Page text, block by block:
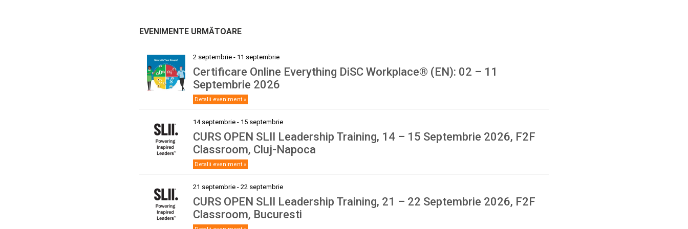
EVENIMENTE URMĂTOARE
2 septembrie - 11 septembrie
Certificare Online Everything DiSC Workplace® (EN): 02 – 11
Septembrie 2026
Detalii eveniment »
14 septembrie - 15 septembrie
CURS OPEN SLII Leadership Training, 14 – 15 Septembrie 2026, F2F
Classroom, Cluj-Napoca
Detalii eveniment »
21 septembrie - 22 septembrie
CURS OPEN SLII Leadership Training, 21 – 22 Septembrie 2026, F2F
Classroom, Bucuresti